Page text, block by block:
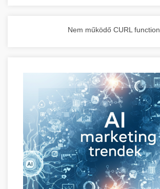
Nem működő CURL function.